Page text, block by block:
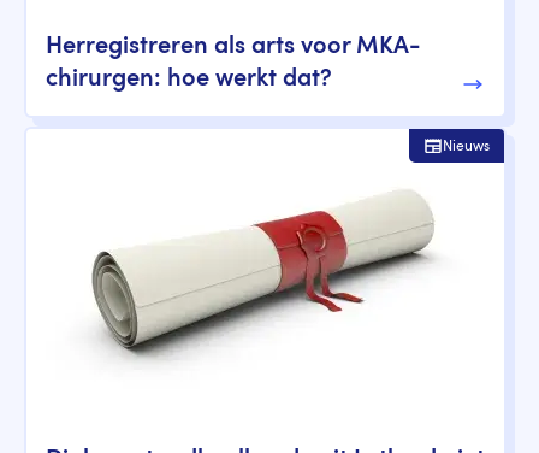
Herregistreren als arts voor MKA-
chirurgen: hoe werkt dat?
Nieuws